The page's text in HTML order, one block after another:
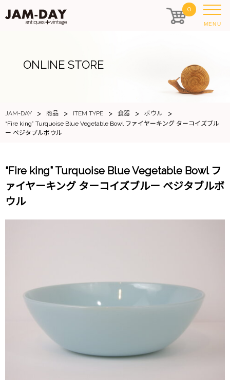
0
MENU
ONLINE STORE
JAM-DAY > 商品 > ITEM TYPE > 食器 > ボウル >
“Fire king” Turquoise Blue Vegetable Bowl ファイヤーキング ターコイズブル
ー ベジタブルボウル
“Fire king” Turquoise Blue Vegetable Bowl フ
ァイヤーキング ターコイズブルー ベジタブルボ
ウル